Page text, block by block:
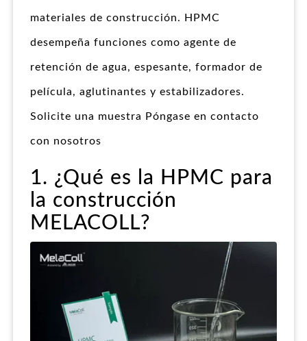
materiales de construcción. HPMC
desempeña funciones como agente de
retención de agua, espesante, formador de
película, aglutinantes y estabilizadores.
Solicite una muestra Póngase en contacto
con nosotros
1. ¿Qué es la HPMC para
la construcción
MELACOLL?